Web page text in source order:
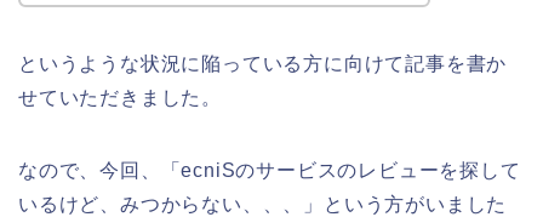
というような状況に陥っている方に向けて記事を書か
せていただきました。
なので、今回、「ecniSのサービスのレビューを探して
いるけど、みつからない、、、」という方がいました